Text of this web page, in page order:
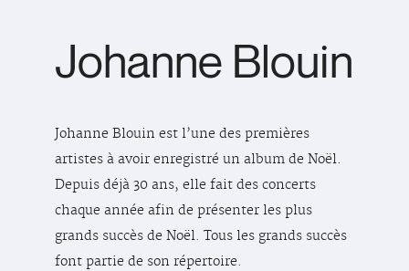
Johanne Blouin
Johanne Blouin est l’une des premières
artistes à avoir enregistré un album de Noël.
Depuis déjà 30 ans, elle fait des concerts
chaque année afin de présenter les plus
grands succès de Noël. Tous les grands succès
font partie de son répertoire.